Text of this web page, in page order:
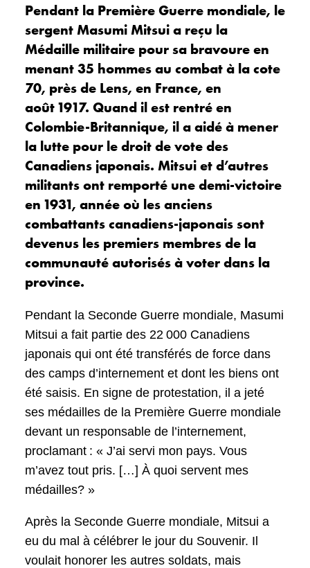
Pendant la Première Guerre mondiale, le
sergent Masumi Mitsui a reçu la
Médaille militaire pour sa bravoure en
menant 35 hommes au combat à la cote
70, près de Lens, en France, en
août 1917. Quand il est rentré en
Colombie-Britannique, il a aidé à mener
la lutte pour le droit de vote des
Canadiens japonais. Mitsui et d’autres
militants ont remporté une demi-victoire
en 1931, année où les anciens
combattants canadiens-japonais sont
devenus les premiers membres de la
communauté autorisés à voter dans la
province.
Pendant la Seconde Guerre mondiale, Masumi
Mitsui a fait partie des 22 000 Canadiens
japonais qui ont été transférés de force dans
des camps d’internement et dont les biens ont
été saisis. En signe de protestation, il a jeté
ses médailles de la Première Guerre mondiale
devant un responsable de l’internement,
proclamant : « J’ai servi mon pays. Vous
m’avez tout pris. […] À quoi servent mes
médailles? »
Après la Seconde Guerre mondiale, Mitsui a
eu du mal à célébrer le jour du Souvenir. Il
voulait honorer les autres soldats, mais